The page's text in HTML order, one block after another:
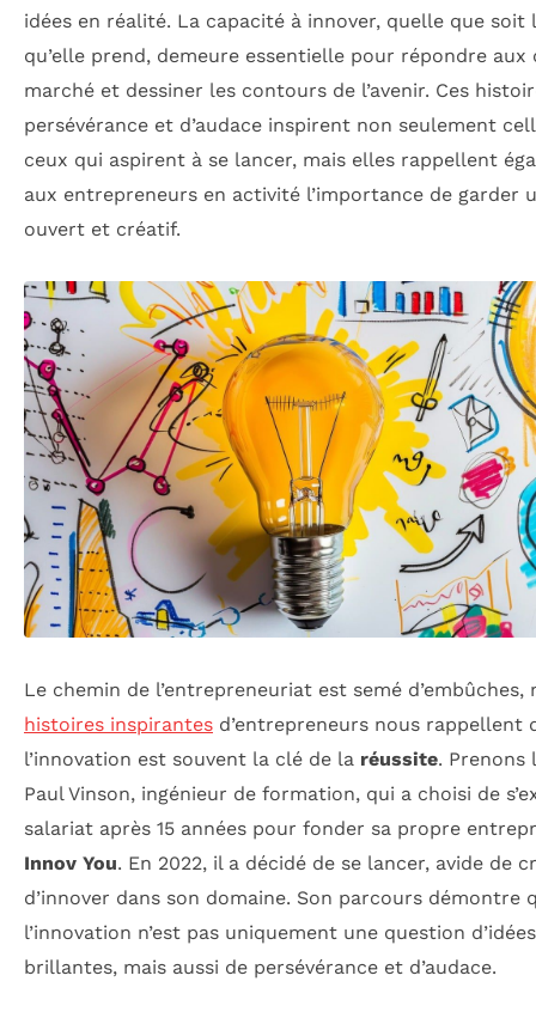
idées en réalité. La capacité à innover, quelle que soit
qu’elle prend, demeure essentielle pour répondre aux
marché et dessiner les contours de l’avenir. Ces
persévérance et d’audace inspirent non seulement
ceux qui aspirent à se lancer, mais elles rappellent
aux entrepreneurs en activité l’importance de garder
ouvert et créatif.
Le chemin de l’entrepreneuriat est semé d’embûches,
histoires inspirantes d’entrepreneurs nous rappellent
l’innovation est souvent la clé de la réussite. Prenons
Paul Vinson, ingénieur de formation, qui a choisi de
salariat après 15 années pour fonder sa propre
Innov You. En 2022, il a décidé de se lancer, avide de
d’innover dans son domaine. Son parcours démontre
l’innovation n’est pas uniquement une question d’idées
brillantes, mais aussi de persévérance et d’audace.